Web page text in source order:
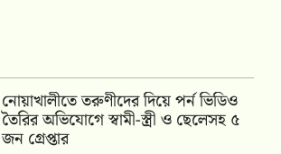
নোয়াখালীতে তরুণীদের দিয়ে পর্ন ভিডিও
তৈরির অভিযোগে স্বামী-স্ত্রী ও ছেলেসহ ৫
জন গ্রেপ্তার